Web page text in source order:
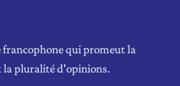
francophone qui promeut la
pluralité d'opinions.